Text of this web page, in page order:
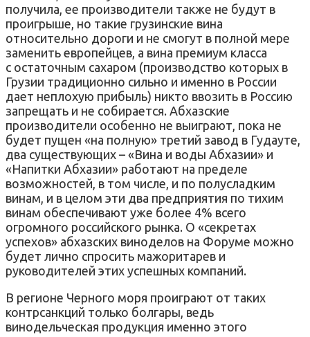
получила, ее производители также не будут в
проигрыше, но такие грузинские вина
относительно дороги и не смогут в полной мере
заменить европейцев, а вина премиум класса
с остаточным сахаром (производство которых в
Грузии традиционно сильно и именно в России
дает неплохую прибыль) никто ввозить в Россию
запрещать и не собирается. Абхазские
производители особенно не выиграют, пока не
будет пущен «на полную» третий завод в Гудауте,
два существующих – «Вина и воды Абхазии» и
«Напитки Абхазии» работают на пределе
возможностей, в том числе, и по полусладким
винам, и в целом эти два предприятия по тихим
винам обеспечивают уже более 4% всего
огромного российского рынка. О «секретах
успехов» абхазских виноделов на Форуме можно
будет лично спросить мажоритарев и
руководителей этих успешных компаний.
В регионе Черного моря проиграют от таких
контрсанкций только болгары, ведь
винодельческая продукция именно этого